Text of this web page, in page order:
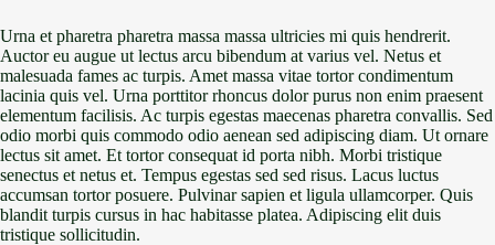
Urna et pharetra pharetra massa massa ultricies mi quis hendrerit.
Auctor eu augue ut lectus arcu bibendum at varius vel. Netus et
malesuada fames ac turpis. Amet massa vitae tortor condimentum
lacinia quis vel. Urna porttitor rhoncus dolor purus non enim praesent
elementum facilisis. Ac turpis egestas maecenas pharetra convallis. Sed
odio morbi quis commodo odio aenean sed adipiscing diam. Ut ornare
lectus sit amet. Et tortor consequat id porta nibh. Morbi tristique
senectus et netus et. Tempus egestas sed sed risus. Lacus luctus
accumsan tortor posuere. Pulvinar sapien et ligula ullamcorper. Quis
blandit turpis cursus in hac habitasse platea. Adipiscing elit duis
tristique sollicitudin.